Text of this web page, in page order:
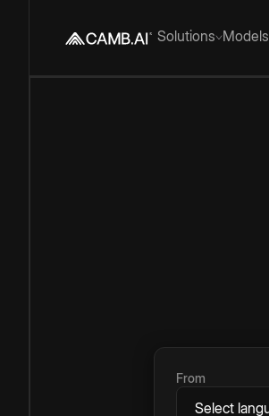
Solutions Models
From